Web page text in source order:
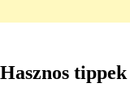
Hasznos